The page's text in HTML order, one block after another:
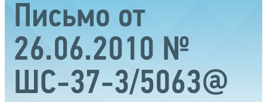
Письмо от
26.06.2010 №
ШС-37-3/5063@